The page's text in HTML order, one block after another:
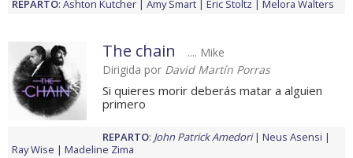
REPARTO: Ashton Kutcher Amy Smart Eric Stoltz Melora Walters
The chain
.... Mike
Dirigida por David Martín Porras
Si quieres morir deberás matar a alguien
primero
REPARTO: John Patrick Amedori
Neus Asensi
Ray Wise
Madeline Zima